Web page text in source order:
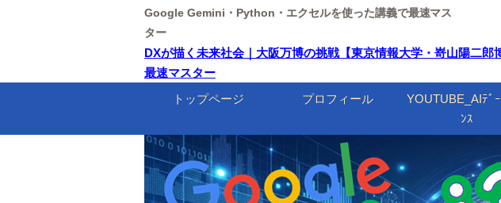
Google Gemini・Python・エクセルを使った講義で最速マス
ター
DXが描く未来社会｜大阪万博の挑戦【東京情報大学・嵜山陽二
最速マスター
トップページ
プロフィール
YOUTUBE_AIﾃﾞ
ﾝｽ